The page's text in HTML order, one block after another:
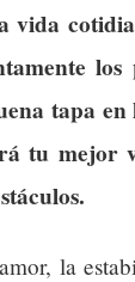
vida
los
tapa
tu mejor
la